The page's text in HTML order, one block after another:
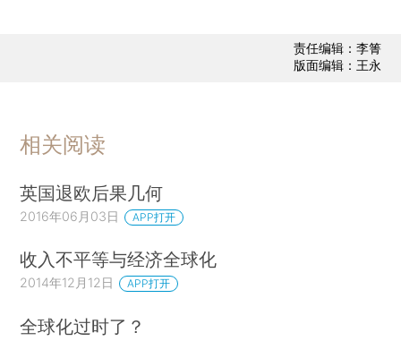
责任编辑：李箐
版面编辑：王永
相关阅读
英国退欧后果几何
2016年06月03日 APP打开
收入不平等与经济全球化
2014年12月12日 APP打开
全球化过时了？